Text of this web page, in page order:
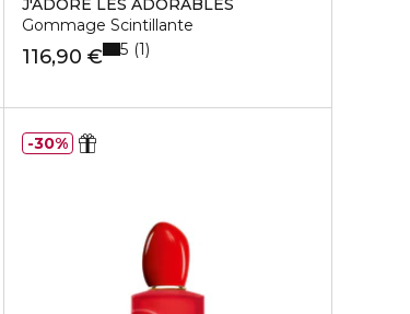
J'ADORE LES ADORABLES
Gommage Scintillante
116,90 € 5 1
30%